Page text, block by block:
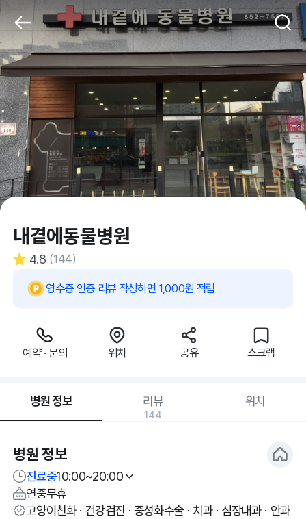
내곁에동물병원
4.8 (144)
영수증 인증 리뷰 작성하면 1,000원 적립
예약 · 문의 위치 공유 스크랩
병원 정보 리뷰
144
위치
병원 정보
진료중10:00~20:00
연중무휴
고양이친화 · 건강검진 · 중성화수술 · 치과 · 심장내과 · 안과